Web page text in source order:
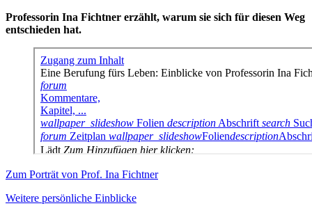
Professorin Ina Fichtner erzählt, warum sie sich für diesen Weg
entschieden hat.
Zum Porträt von Prof. Ina Fichtner
Weitere persönliche Einblicke